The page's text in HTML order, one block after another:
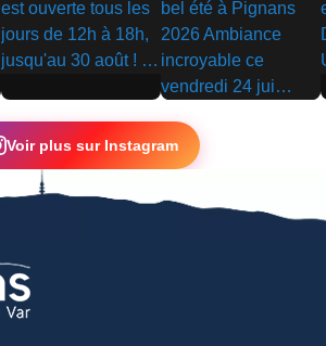
▶
▶
Voir plus sur Instagram